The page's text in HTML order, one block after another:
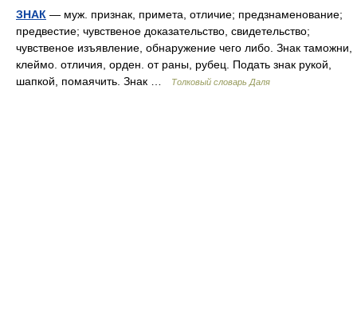
ЗНАК — муж. признак, примета, отличие; предзнаменование;
предвестие; чувственое доказательство, свидетельство;
чувственое изъявление, обнаружение чего либо. Знак таможни,
клеймо. отличия, орден. от раны, рубец. Подать знак рукой,
шапкой, помаячить. Знак …
Толковый словарь Даля